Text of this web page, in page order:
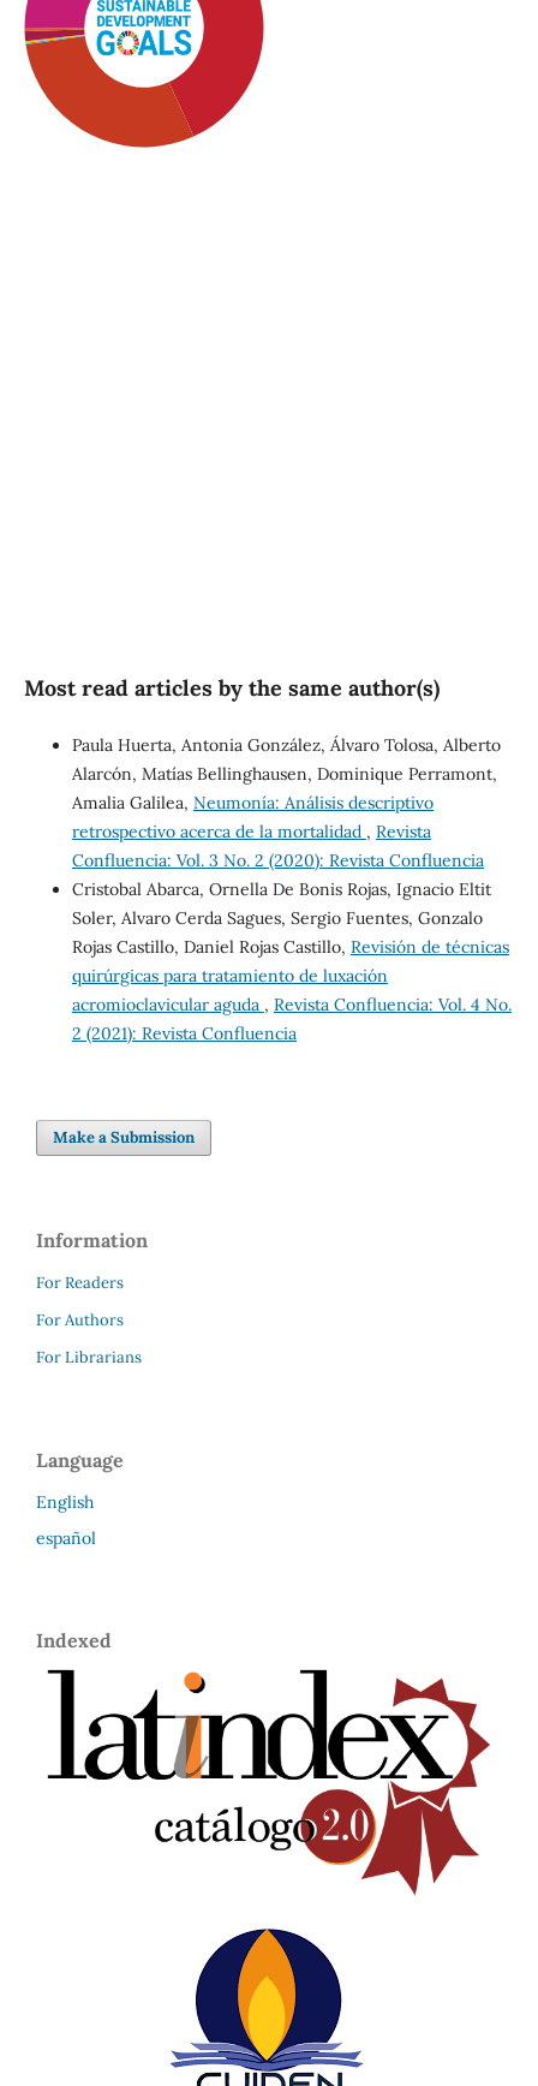
Most read articles by the same author(s)
Paula Huerta, Antonia González, Álvaro Tolosa, Alberto
Alarcón, Matías Bellinghausen, Dominique Perramont,
Amalia Galilea, Neumonía: Análisis descriptivo
retrospectivo acerca de la mortalidad , Revista
Confluencia: Vol. 3 No. 2 (2020): Revista Confluencia
Cristobal Abarca, Ornella De Bonis Rojas, Ignacio Eltit
Soler, Alvaro Cerda Sagues, Sergio Fuentes, Gonzalo
Rojas Castillo, Daniel Rojas Castillo, Revisión de técnicas
quirúrgicas para tratamiento de luxación
acromioclavicular aguda , Revista Confluencia: Vol. 4 No.
2 (2021): Revista Confluencia
Make a Submission
Information
For Readers
For Authors
For Librarians
Language
English
español
Indexed